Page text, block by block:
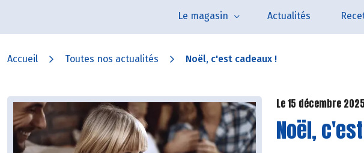
Le magasin Actualités
Accueil Toutes nos actualités Noël, c'est cadeaux !
Le 15 décembre 2025
Noël,